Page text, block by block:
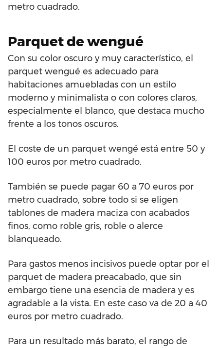
metro cuadrado.
Parquet de wengué
Con su color oscuro y muy característico, el
parquet wengué es adecuado para
habitaciones amuebladas con un estilo
moderno y minimalista o con colores claros,
especialmente el blanco, que destaca mucho
frente a los tonos oscuros.
El coste de un parquet wengé está entre 50 y
100 euros por metro cuadrado.
También se puede pagar 60 a 70 euros por
metro cuadrado, sobre todo si se eligen
tablones de madera maciza con acabados
finos, como roble gris, roble o alerce
blanqueado.
Para gastos menos incisivos puede optar por el
parquet de madera preacabado, que sin
embargo tiene una esencia de madera y es
agradable a la vista. En este caso va de 20 a 40
euros por metro cuadrado.
Para un resultado más barato, el rango de